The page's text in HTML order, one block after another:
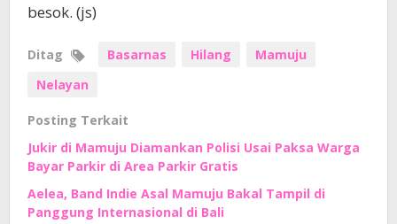
besok. (js)
Ditag Basarnas Hilang
Mamuju
Nelayan
Posting Terkait
Jukir di Mamuju Diamankan Polisi Usai Paksa Warga
Bayar Parkir di Area Parkir Gratis
Aelea, Band Indie Asal Mamuju Bakal Tampil di
Panggung Internasional di Bali